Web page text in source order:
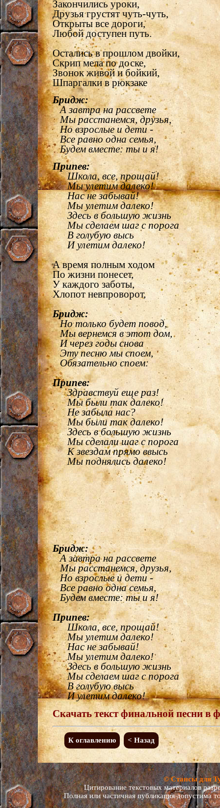
Закончились уроки,
Друзья грустят чуть-чуть,
Открыты все дороги,
Любой доступен путь.
Остались в прошлом двойки,
Скрип мела по доске,
Звонок живой и бойкий,
Шпаргалки в рюкзаке
Бридж:
А завтра на рассвете
Мы расстанемся, друзья,
Но взрослые и дети -
Все равно одна семья,
Будем вместе: ты и я!
Припев:
Школа, все, прощай!
Мы улетим далеко!
Нас не забывай!
Мы улетим далеко!
Здесь в большую жизнь
Мы сделаем шаг с порога
В голубую высь
И улетим далеко!
А время полным ходом
По жизни понесет,
У каждого заботы,
Хлопот невпроворот,
Бридж:
Но только будет повод,
Мы вернемся в этот дом,
И через годы снова
Эту песню мы споем,
Обязательно споем:
Припев:
Здравствуй еще раз!
Мы были так далеко!
Не забыла нас?
Мы были так далеко!
Здесь в большую жизнь
Мы сделали шаг с порога
К звездам прямо ввысь
Мы поднялись далеко!
Бридж:
А завтра на рассвете
Мы расстанемся, друзья,
Но взрослые и дети -
Все равно одна семья,
Будем вместе: ты и я!
Припев:
Школа, все, прощай!
Мы улетим далеко!
Нас не забывай!
Мы улетим далеко!
Здесь в большую жизнь
Мы сделаем шаг с порога
В голубую высь
И улетим далеко!
Скачать текст финальной песни в
К оглавлению < Назад
© Стансы для
Цитирование текстовых материалов
Полная или частичная публикация допустима